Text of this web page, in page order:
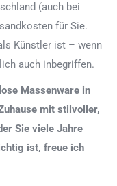
(auch bei
für Sie.
Künstler ist – wenn
auch inbegriffen.
Massenware in
mit stilvoller,
Sie viele Jahre
ist, freue ich